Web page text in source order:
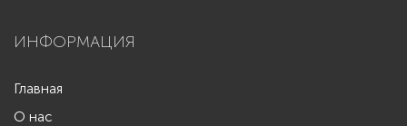
ИНФОРМАЦИЯ
Главная
О нас